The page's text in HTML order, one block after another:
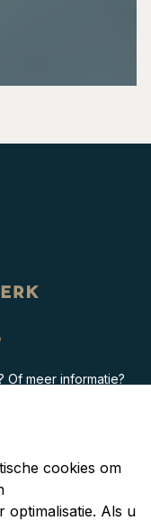
Of meer informatie?
cookies om
optimalisatie. Als u